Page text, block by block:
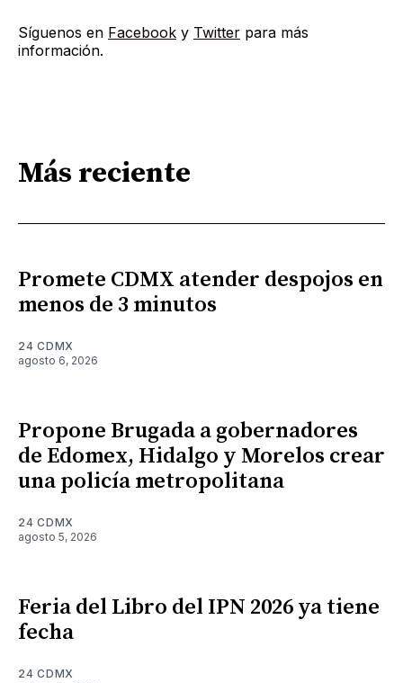
Síguenos en Facebook y Twitter para más
información.
Más reciente
Promete CDMX atender despojos en
menos de 3 minutos
24 CDMX
agosto 6, 2026
Propone Brugada a gobernadores
de Edomex, Hidalgo y Morelos crear
una policía metropolitana
24 CDMX
agosto 5, 2026
Feria del Libro del IPN 2026 ya tiene
fecha
24 CDMX